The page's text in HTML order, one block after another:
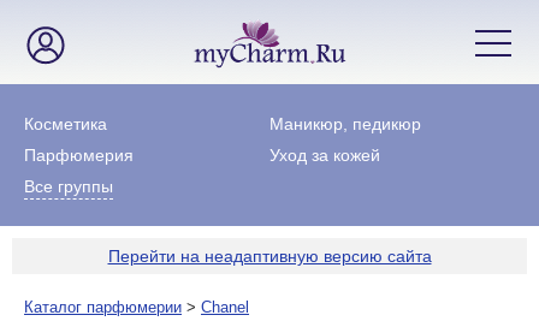
Косметика
Маникюр, педикюр
Парфюмерия
Уход за кожей
Все группы
Перейти на неадаптивную версию сайта
Каталог парфюмерии > Chanel